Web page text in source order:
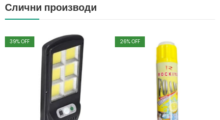
Слични производи
39% OFF 26% OFF